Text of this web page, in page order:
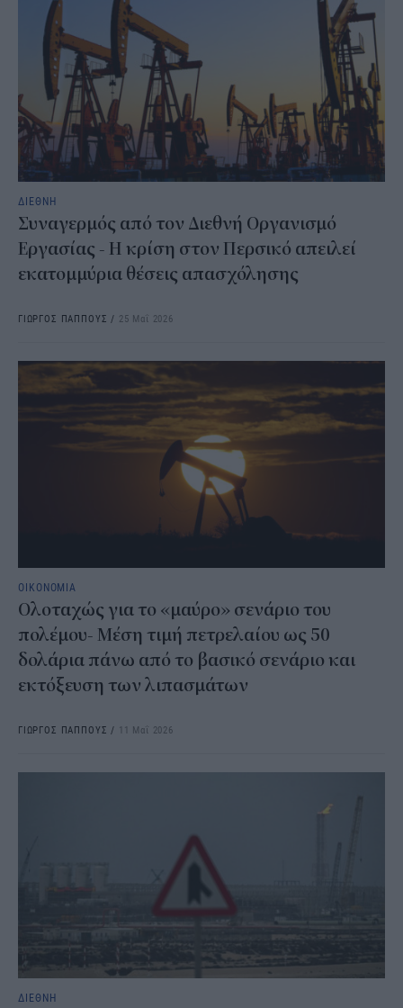
ΔΙΕΘΝΗ
Συναγερμός από τον Διεθνή Οργανισμό
Εργασίας - Η κρίση στον Περσικό απειλεί
εκατομμύρια θέσεις απασχόλησης
ΓΙΩΡΓΟΣ ΠΑΠΠΟΥΣ / 25 Μαΐ 2026
ΟΙΚΟΝΟΜΙΑ
Ολοταχώς για το «μαύρο» σενάριο του
πολέμου- Μέση τιμή πετρελαίου ως 50
δολάρια πάνω από το βασικό σενάριο και
εκτόξευση των λιπασμάτων
ΓΙΩΡΓΟΣ ΠΑΠΠΟΥΣ / 11 Μαΐ 2026
ΔΙΕΘΝΗ